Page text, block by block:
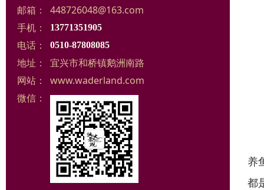
邮箱：
448726048@163.com
手机：
13771351905
电话： 0510-87808085
地址：
宜兴市和桥镇鹅洲南路
网站：
www.waderland.com
微信：
养
都